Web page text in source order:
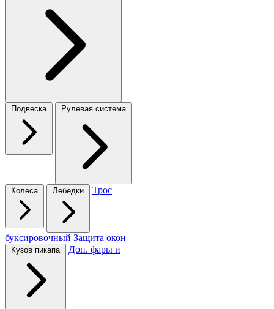
Подвеска Рулевая система
Колеса Лебедки Трос
буксировочный Защита окон
Кузов пикапа Доп. фары и